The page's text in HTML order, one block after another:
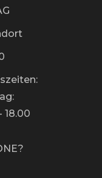
18.00